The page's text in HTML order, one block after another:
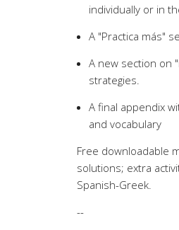
individually or in
A "Practica más"
A new section on
strategies.
A final appendix
and vocabulary
Free downloadable
solutions; extra
Spanish-Greek.
--